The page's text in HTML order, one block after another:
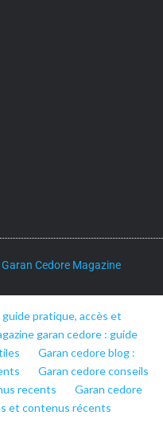
Garan Cedore Magazine
pratique, accès et
garan cedore : guide
Garan cedore blog :
Garan cedore conseils
recents
Garan cedore
et contenus récents